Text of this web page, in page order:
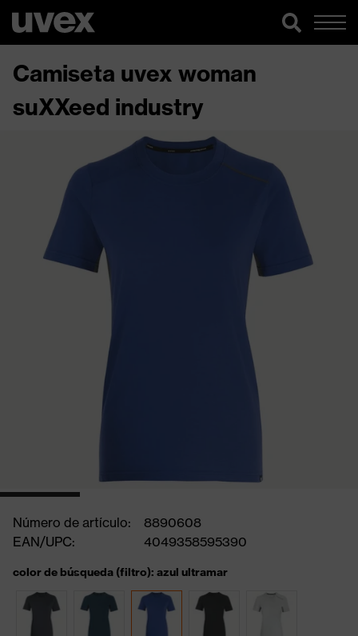
Camiseta uvex woman
suXXeed industry
Número de artículo:
8890608
EAN/UPC:
4049358595390
color de búsqueda (filtro): azul ultramar